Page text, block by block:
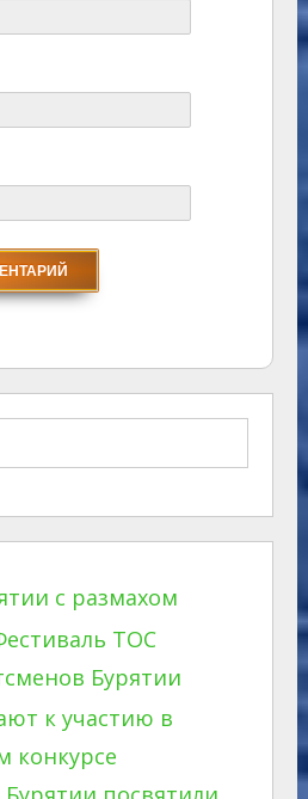
с размахом
ТОС
Бурятии
к участию в
конкурсе